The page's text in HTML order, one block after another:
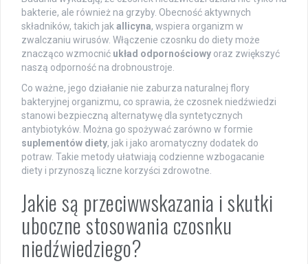
bakterie, ale również na grzyby. Obecność aktywnych
składników, takich jak allicyna, wspiera organizm w
zwalczaniu wirusów. Włączenie czosnku do diety może
znacząco wzmocnić układ odpornościowy oraz zwiększyć
naszą odporność na drobnoustroje.
Co ważne, jego działanie nie zaburza naturalnej flory
bakteryjnej organizmu, co sprawia, że czosnek niedźwiedzi
stanowi bezpieczną alternatywę dla syntetycznych
antybiotyków. Można go spożywać zarówno w formie
suplementów diety, jak i jako aromatyczny dodatek do
potraw. Takie metody ułatwiają codzienne wzbogacanie
diety i przynoszą liczne korzyści zdrowotne.
Jakie są przeciwwskazania i skutki
uboczne stosowania czosnku
niedźwiedziego?